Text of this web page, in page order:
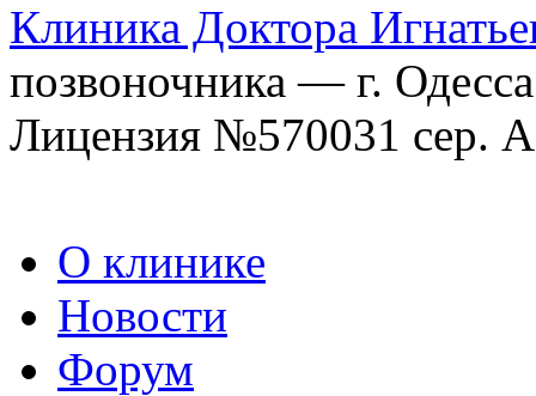
Клиника Доктора
позвоночника — г. Одесса
Лицензия №570031 сер.
О клинике
Новости
Форум